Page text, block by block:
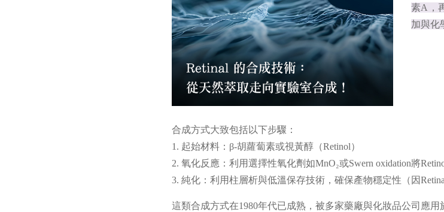
素A，
加與化
合成方式大致包括以下步驟：
1. 起始材料：β-胡蘿蔔素或視黃醇（Retinol）
2. 氧化反應：利用選擇性氧化劑如MnO₂或Swern oxidation將
3. 純化：利用柱層析與低溫保存技術，確保產物穩定性（因
這類合成方式在1980年代已成熟，被多家藥廠與化妝品公司應用